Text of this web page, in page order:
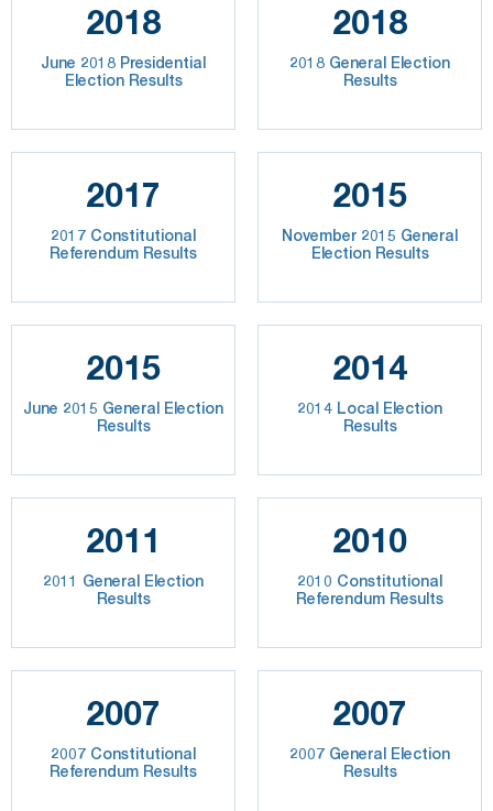
2018
June 2018 Presidential
Election Results
2018
2018 General Election
Results
2017
2017 Constitutional
Referendum Results
2015
November 2015 General
Election Results
2015
June 2015 General Election
Results
2014
2014 Local Election
Results
2011
2011 General Election
Results
2010
2010 Constitutional
Referendum Results
2007
2007 Constitutional
Referendum Results
2007
2007 General Election
Results